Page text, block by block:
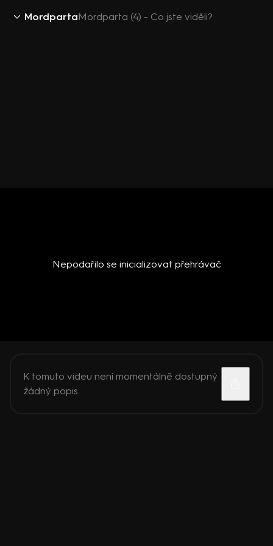
MordpartaMordparta (4) - Co jste viděli?
Nepodařilo se inicializovat přehrávač
K tomuto videu není momentálně dostupný
žádný popis.